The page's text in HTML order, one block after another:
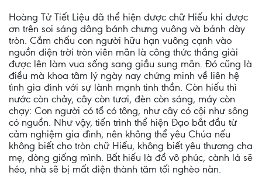
Hoàng Tử Tiết Liệu đã thể hiện được chữ Hiếu khi được
ơn trên soi sáng dâng bánh chưng vuông và bánh dày
tròn. Cắm chấu con người hữu hạn vuông cạnh vào
nguồn điện trời tròn viên mãn là công thức thắng giải
được lên làm vua sống sang giầu sung mãn. Đó cũng là
điều mà khoa tâm lý ngày nay chứng minh về liên hệ
tình gia đình với sự lành mạnh tinh thần. Còn hiếu thì
nước còn chảy, cây còn tươi, đèn còn sáng, máy còn
chạy: Con người có tổ có tông, như cây có cội như sông
có nguồn. Như vậy, tiến trình thể hiện Đạo bắt đầu từ
cảm nghiệm gia đình, nên không thể yêu Chúa nếu
không biết cho tròn chữ Hiếu, không biết yêu thương cha
mẹ, dòng giống mình. Bất hiếu là đồ vô phúc, cành lá sẽ
héo, nhà sẽ bị mất điện thành tăm tối nghèo nàn.